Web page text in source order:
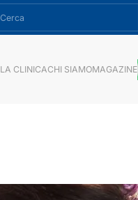
LA CLINICACHI SIAMOMAGAZINE